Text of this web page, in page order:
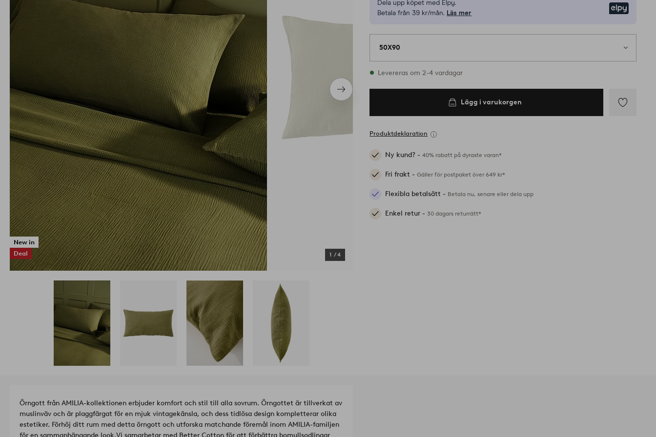
Nästa
produkt
New in
Deal
1 /4
Dela upp köpet med Elpy.
Betala från 39 kr/mån. Läs mer
50X90
I lager
Levereras om 2-4 vardagar
Lägg i varukorgen
Produktdeklaration
Ny kund? -40% rabatt på dyraste varan*
Fri frakt -Gäller för postpaket över 649 kr*
Flexibla betalsätt - Betala nu, senare eller dela upp
Enkel retur -30 dagars returrätt*
Örngott från AMILIA-kollektionen erbjuder komfort och stil till alla sovrum. Örngottet är tillverkat av
muslinväv och är plaggfärgat för en mjuk vintagekänsla, och dess tidlösa design kompletterar olika
estetiker. Förhöj ditt rum med detta örngott och utforska matchande föremål inom AMILIA-familjen
för en sammanhängande look.Vi samarbetar med Better Cotton för att förbättra bomullsodlingar